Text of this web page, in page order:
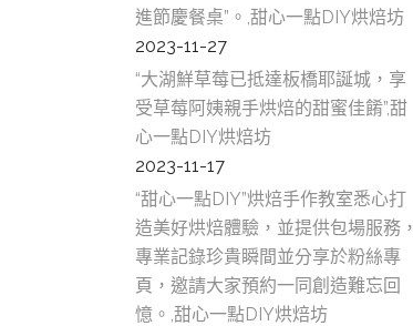
進節慶餐桌”。,甜心一點DIY烘焙坊
2023-11-27
“大湖鮮草莓已抵達板橋耶誕城，享
受草莓阿姨親手烘焙的甜蜜佳餚”,甜
心一點DIY烘焙坊
2023-11-17
“甜心一點DIY”烘焙手作教室悉心打
造美好烘焙體驗，並提供包場服務，
專業記錄珍貴瞬間並分享於粉絲專
頁，邀請大家預約一同創造難忘回
憶。,甜心一點DIY烘焙坊